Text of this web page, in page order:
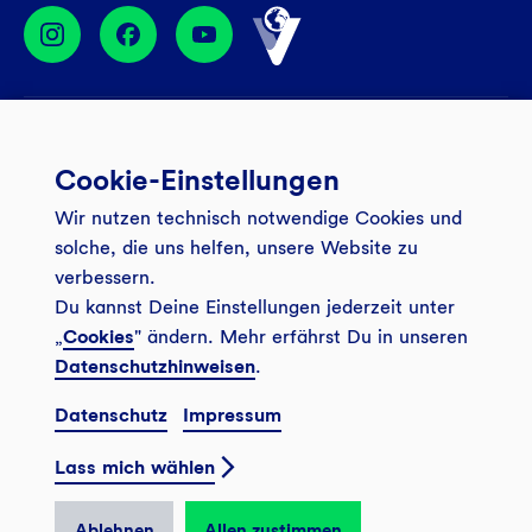
Banking App
Service
Onlinebanking Login
Sicheres Banking
FAQ
Kontakt
Newsletter
GLS Bank Magazin
Unsere Angebote
Girokonto
Mitgliederkonto
Tagesgeldkonto
Finanzieren
Investieren
Wo wirkt die GLS?
Weitersagen
Veranstaltungen
Filiale finden
Presse
Karriere
Kundenmagazin Bankspiegel
Sozial-ökologisch seit 1974
© 2026 GLS Gemeinschaftsbank eG
Vertrag widerrufen
Cookie-Einstellungen
Wir nutzen technisch notwendige Cookies und
solche, die uns helfen, unsere Website zu
verbessern.
Du kannst Deine Einstellungen jederzeit unter
„Cookies" ändern. Mehr erfährst Du in unseren
Datenschutzhinweisen.
Datenschutz Impressum
Lass mich wählen